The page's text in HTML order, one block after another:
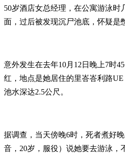
50岁酒店女总经理，在公寓游泳时
面，过后被发现沉尸池底，怀疑是
意外发生在去年10月12日晚上7时
红，地点是她居住的里峇峇利路UE
池水深达2.5公尺。
据调查，当天傍晚6时，死者煮好
音，20岁，服役）说她要去游泳，